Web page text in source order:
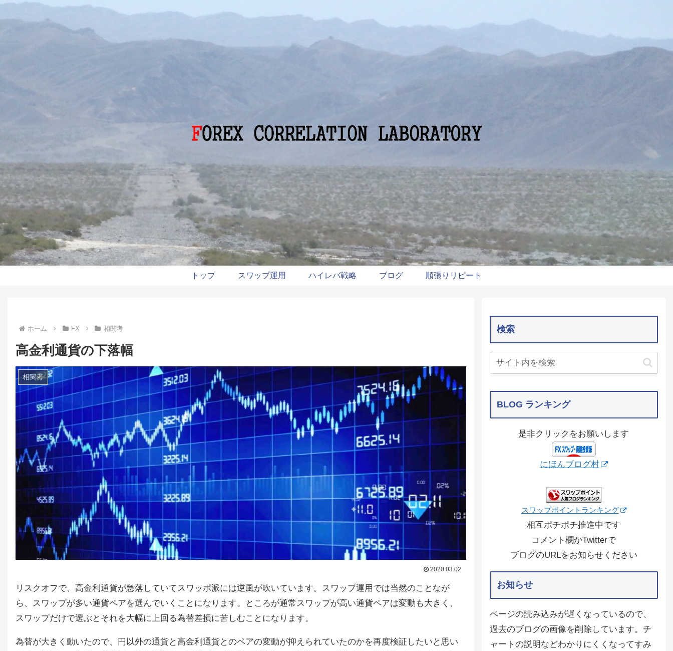
トップ スワップ運用 ハイレバ戦略 ブログ 順張りリピート
ホーム FX 相関考
高金利通貨の下落幅
相関考
2020.03.02
リスクオフで、高金利通貨が急落していてスワッポ派には逆風が吹いています。スワップ運用では当然のことなが
ら、スワップが多い通貨ペアを選んでいくことになります。ところが通常スワップが高い通貨ペアは変動も大きく、
スワップだけで選ぶとそれを大幅に上回る為替差損に苦しむことになります。
為替が大きく動いたので、円以外の通貨と高金利通貨とのペアの変動が抑えられていたのかを再度検証したいと思い
検索
BLOG ランキング
是非クリックをお願いします
にほんブログ村
スワップポイントランキング
相互ポチポチ推進中です
コメント欄かTwitterで
ブログのURLをお知らせください
お知らせ
ページの読み込みが遅くなっているので、
過去のブログの画像を削除しています。チ
ャートの説明などわかりにくくなってすみ